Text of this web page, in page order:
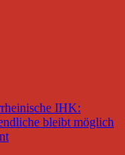
IHK:
bleibt möglich